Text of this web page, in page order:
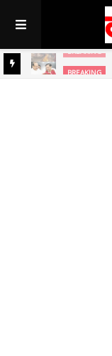
BREAKING